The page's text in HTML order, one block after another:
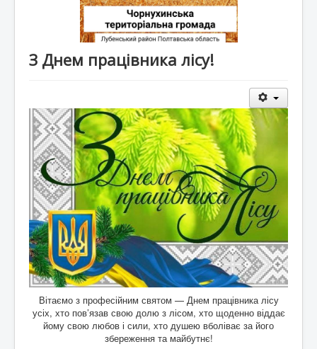
З Днем працівника лісу!
Вітаємо з професійним святом — Днем працівника лісу
усіх, хто пов’язав свою долю з лісом, хто щоденно віддає
йому свою любов і сили, хто душею вболіває за його
збереження та майбутнє!